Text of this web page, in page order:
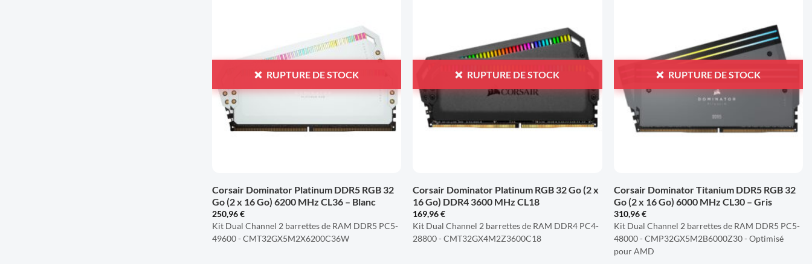
À LA
LISTE
D'ENVIES
RUPTURE DE STOCK
Corsair Dominator Platinum DDR5 RGB 32
Go (2 x 16 Go) 6200 MHz CL36 – Blanc
250,96€
Kit Dual Channel 2 barrettes de RAM DDR5 PC5-
49600 - CMT32GX5M2X6200C36W
À LA
LISTE
RUPTURE DE STOCK
Corsair Dominator Platinum RGB 32 Go (2 x
16 Go) DDR4 3600 MHz CL18
169,96€
Kit Dual Channel 2 barrettes de RAM DDR4 PC4-
28800 - CMT32GX4M2Z3600C18
À LA
LISTE
D'ENVIES
RUPTURE DE STOCK
Corsair Dominator Titanium DDR5 RGB 32
Go (2 x 16 Go) 6000 MHz CL30 – Gris
310,96€
Kit Dual Channel 2 barrettes de RAM DDR5 PC5-
48000 - CMP32GX5M2B6000Z30 - Optimisé
pour AMD